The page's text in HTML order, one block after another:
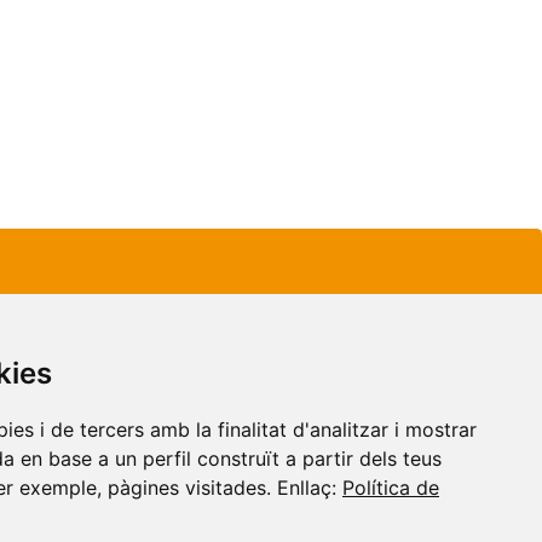
i de tercers amb la finalitat d'analitzar i mostrar
en base a un perfil construït a partir dels teus
exemple, pàgines visitades. Enllaç: Política de